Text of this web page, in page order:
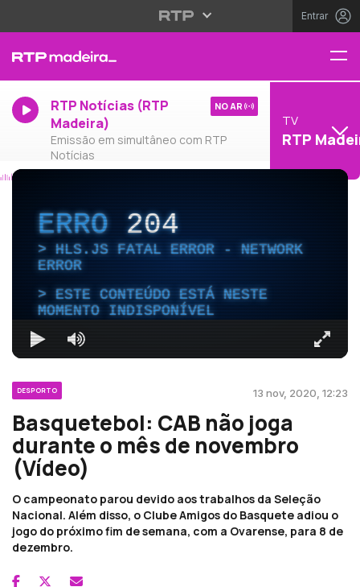
Entrar
RTP Notícias (RTP
Madeira)
Emissão em simultâneo com RTP
Notícias
NO AR
TV
RTP
ERRO204
HLS.JS FATAL ERROR - NETWORK
ERROR
ESTE CONTEÚDO ESTÁ NESTE
MOMENTO INDISPONÍVEL
DESPORTO 13 nov, 2020, 12:23
Basquetebol: CAB não joga
durante o mês de novembro
(Vídeo)
O campeonato parou devido aos trabalhos da Seleção
Nacional. Além disso, o Clube Amigos do Basquete adiou o
jogo do próximo fim de semana, com a Ovarense, para 8 de
dezembro.